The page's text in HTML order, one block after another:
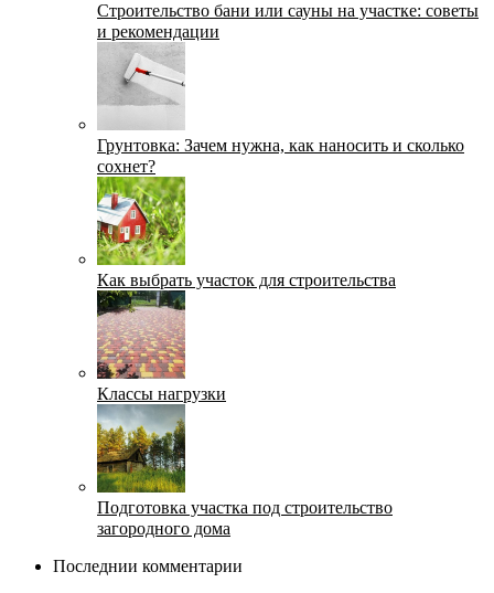
Строительство бани или сауны на участке: советы
и рекомендации
Грунтовка: Зачем нужна, как наносить и сколько
сохнет?
Как выбрать участок для строительства
Классы нагрузки
Подготовка участка под строительство
загородного дома
Последнии комментарии